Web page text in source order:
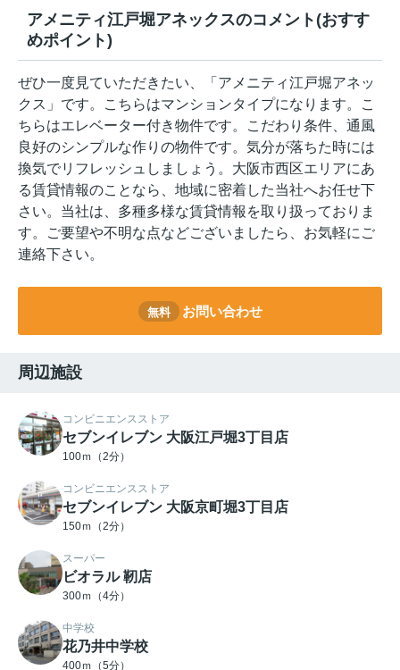
アメニティ江戸堀アネックスのコメント(おすす
めポイント)
ぜひ一度見ていただきたい、「アメニティ江戸堀アネッ
クス」です。こちらはマンションタイプになります。こ
ちらはエレベーター付き物件です。こだわり条件、通風
良好のシンプルな作りの物件です。気分が落ちた時には
換気でリフレッシュしましょう。大阪市西区エリアにあ
る賃貸情報のことなら、地域に密着した当社へお任せ下
さい。当社は、多種多様な賃貸情報を取り扱っておりま
す。ご要望や不明な点などございましたら、お気軽にご
連絡下さい。
無料 お問い合わせ
周辺施設
コンビニエンスストア
セブンイレブン 大阪江戸堀3丁目店
100ｍ（2分）
コンビニエンスストア
セブンイレブン 大阪京町堀3丁目店
150ｍ（2分）
スーパー
ビオラル 靭店
300ｍ（4分）
中学校
花乃井中学校
400ｍ（5分）